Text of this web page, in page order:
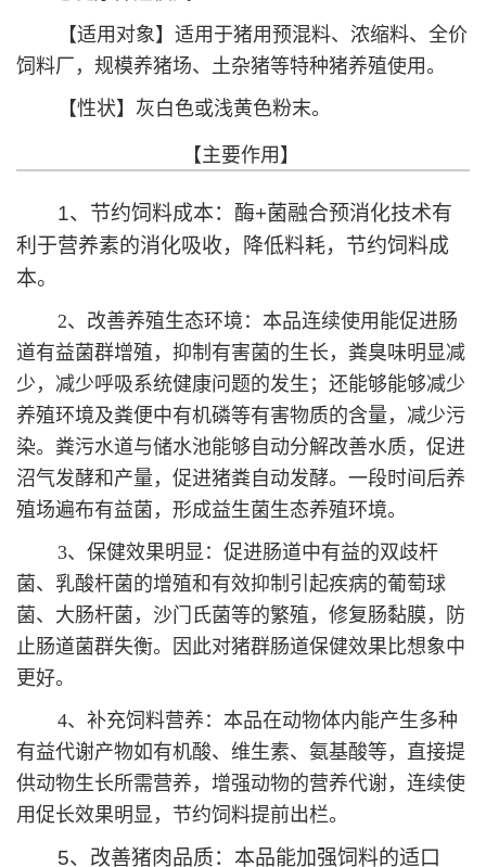
【适用对象】适用于猪用预混料、浓缩料、全价
饲料厂，规模养猪场、土杂猪等特种猪养殖使用。
【性状】灰白色或浅黄色粉末。
【主要作用】
1、节约饲料成本：酶+菌融合预消化技术有
利于营养素的消化吸收，
降低料耗，节约饲料成
本。
2、改善养殖生态环境：本品连续使用能促进肠
道有益菌群增殖，抑制有害菌的生长，粪臭味明显减
少，减少呼吸系统健康问题的发生；还能够能够减少
养殖环境及粪便中有机磷等有害物质的含量，减少污
染。粪污水道与储水池能够自动分解改善水质，促进
沼气发酵和产量，促进猪粪自动发酵。一段时间后养
殖场遍布有益菌，形成益生菌生态养殖环境。
3、保健效果明显：促进肠道中有益的双歧杆
菌、乳酸杆菌的增殖和有效抑制引起疾病的葡萄球
菌、大肠杆菌，沙门氏菌等的繁殖，修复肠黏膜，防
止肠道菌群失衡。因此对猪群肠道保健效果比想象中
更好。
4、补充饲料营养：本品在动物体内能产生多种
有益代谢产物如有机酸、维生素、氨基酸等，直接提
供动物生长所需营养，增强动物的营养代谢，连续使
用促长效果明显，节约饲料提前出栏。
5、改善猪肉品质：本品能加强饲料的适口